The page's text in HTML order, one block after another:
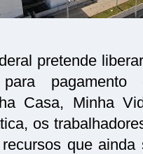
pretende
para
Casa, Minha
os
que ainda